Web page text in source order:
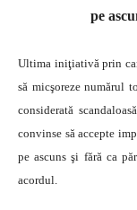
pe
Ultima iniţiativă prin
să micşoreze numărul
considerată
convinse să accepte
pe ascuns şi fără ca
acordul.